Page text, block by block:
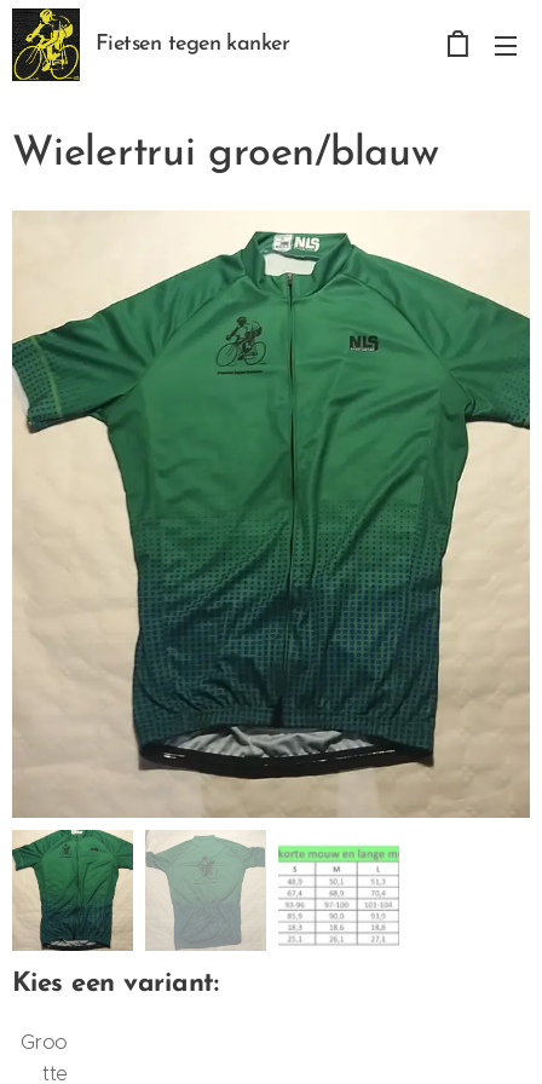
Fietsen tegen kanker
Wielertrui groen/blauw
Kies een variant:
Groo
tte